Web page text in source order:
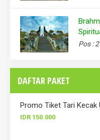
Pos :
DAFTAR PAKET
Promo Tiket Tari Kecak
IDR 150.000